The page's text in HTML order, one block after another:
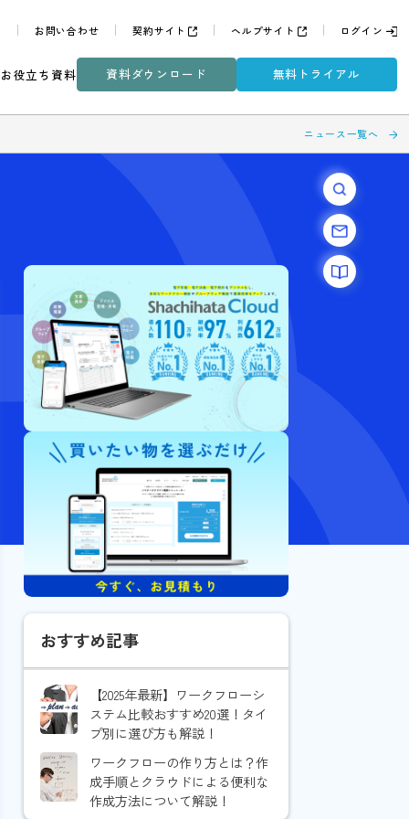
よくある質問 お問い合わせ 契約サイト ヘルプサ
ナーDXコラム お役立ち資料 資料ダウンロード
おすすめ記事
【2025年最新】ワークフローシ
ステム比較おすすめ20選！タイ
プ別に選び方も解説！